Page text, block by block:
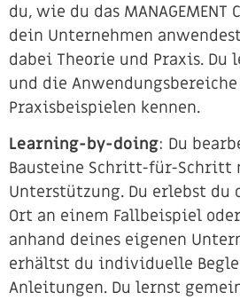
du, wie du das MANAGEMENT
dein Unternehmen
dabei Theorie und Praxis.
und die
Praxisbeispielen kennen.
Learning-by-doing: Du
Bausteine Schritt-für-Schritt
Unterstützung. Du erlebst du
Ort an einem Fallbeispiel
anhand deines eigenen
erhältst du individuelle
Anleitungen. Du lernst